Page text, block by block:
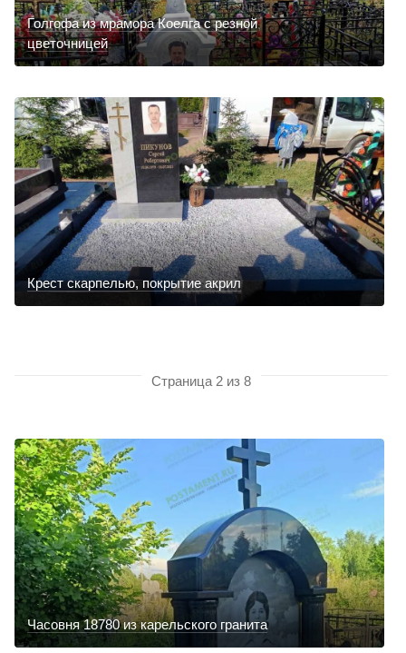
Голгофа из мрамора Коелга с резной
цветочницей
Крест скарпелью, покрытие акрил
Страница 2 из 8
Часовня 18780 из карельского гранита